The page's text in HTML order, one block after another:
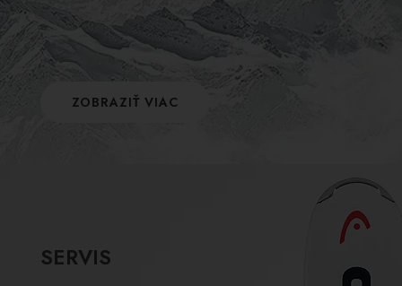
ZOBRAZIŤ VIAC
SERVIS